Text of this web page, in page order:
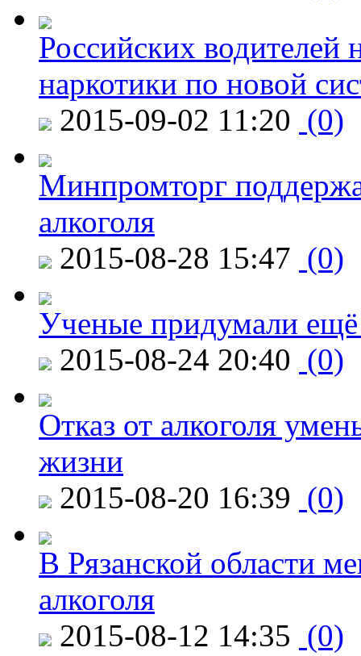
Российских водителей
наркотики по новой
2015-09-02 11:20 (0)
Минпромторг
алкоголя
2015-08-28 15:47 (0)
Ученые придумали ещё
2015-08-24 20:40 (0)
Отказ от алкоголя
жизни
2015-08-20 16:39 (0)
В Рязанской области
алкоголя
2015-08-12 14:35 (0)